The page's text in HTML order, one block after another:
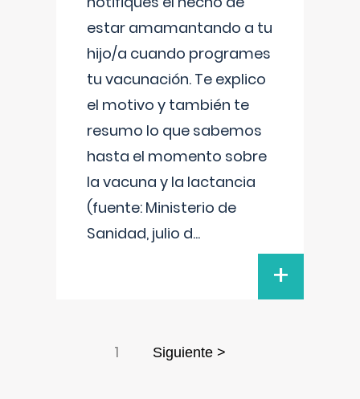
estar amamantando a tu
hijo/a cuando programes
tu vacunación. Te explico
el motivo y también te
resumo lo que sabemos
hasta el momento sobre
la vacuna y la lactancia
(fuente: Ministerio de
Sanidad, julio d...
+
1 Siguiente >